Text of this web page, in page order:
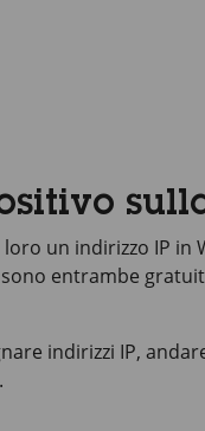
un indirizzo IP in
entrambe
indirizzi IP,
.